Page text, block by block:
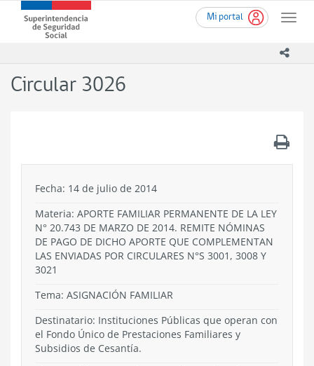
contenido
Mi portal
Toggle
Superintendencia
de
-
Circular 3026
Fecha: 14 de julio de 2014
Materia: APORTE FAMILIAR PERMANENTE DE LA LEY
N° 20.743 DE MARZO DE 2014. REMITE NÓMINAS
DE PAGO DE DICHO APORTE QUE COMPLEMENTAN
LAS ENVIADAS POR CIRCULARES N°S 3001, 3008 Y
3021
Tema: ASIGNACIÓN FAMILIAR
Destinatario: Instituciones Públicas que operan con
el Fondo Único de Prestaciones Familiares y
Subsidios de Cesantía.